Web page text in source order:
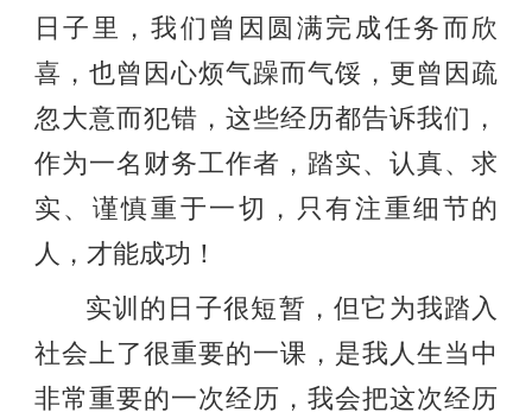
日子里，我们曾因圆满完成任务而欣
喜，也曾因心烦气躁而气馁，更曾因疏
忽大意而犯错，这些经历都告诉我们，
作为一名财务工作者，踏实、认真、求
实、谨慎重于一切，只有注重细节的
人，才能成功！
实训的日子很短暂，但它为我踏入
社会上了很重要的一课，是我人生当中
非常重要的一次经历，我会把这次经历